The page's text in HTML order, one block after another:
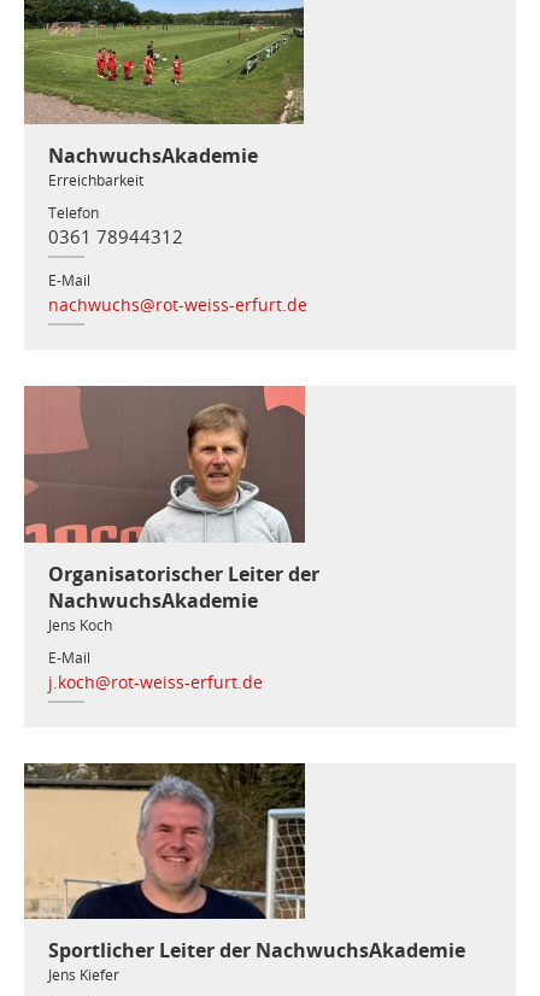
NachwuchsAkademie
Erreichbarkeit
Telefon
0361 78944312
E-Mail
nachwuchs@rot-weiss-erfurt.de
Organisatorischer Leiter der
NachwuchsAkademie
Jens Koch
E-Mail
j.koch@rot-weiss-erfurt.de
Sportlicher Leiter der NachwuchsAkademie
Jens Kiefer